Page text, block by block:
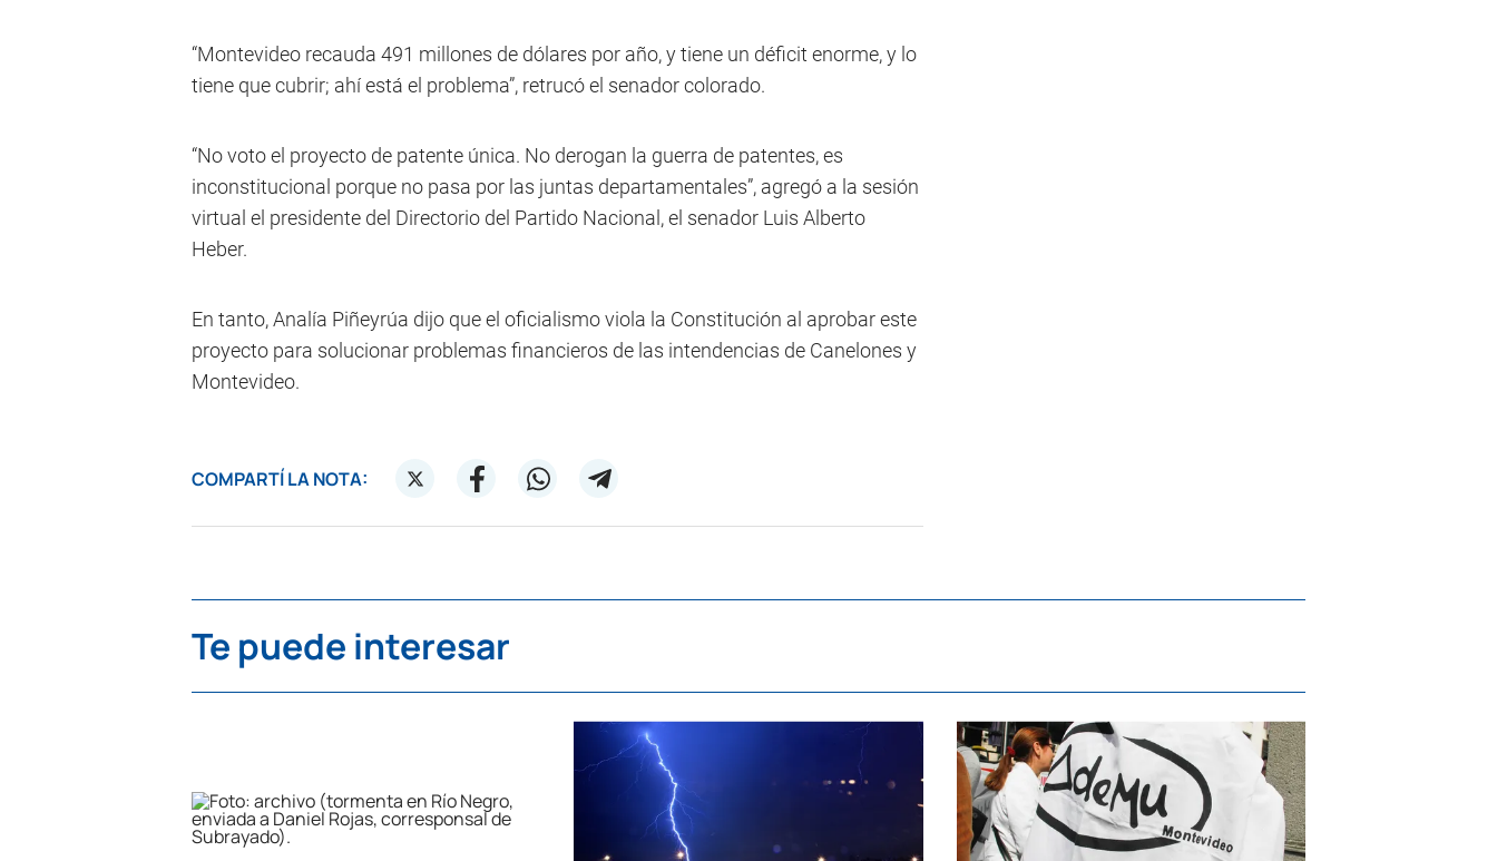
“Montevideo recauda 491 millones de dólares por año, y tiene un déficit enorme, y lo
tiene que cubrir; ahí está el problema”, retrucó el senador colorado.
“No voto el proyecto de patente única. No derogan la guerra de patentes, es
inconstitucional porque no pasa por las juntas departamentales”, agregó a la sesión
virtual el presidente del Directorio del Partido Nacional, el senador Luis Alberto
Heber.
En tanto, Analía Piñeyrúa dijo que el oficialismo viola la Constitución al aprobar este
proyecto para solucionar problemas financieros de las intendencias de Canelones y
Montevideo.
COMPARTÍ LA NOTA:
Te puede interesar